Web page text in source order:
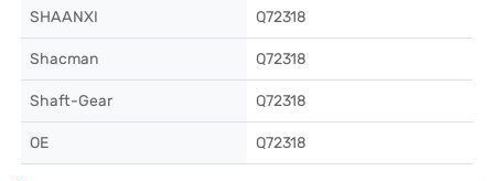
SHAANXI Q72318
Shacman Q72318
Shaft-Gear Q72318
OE Q72318